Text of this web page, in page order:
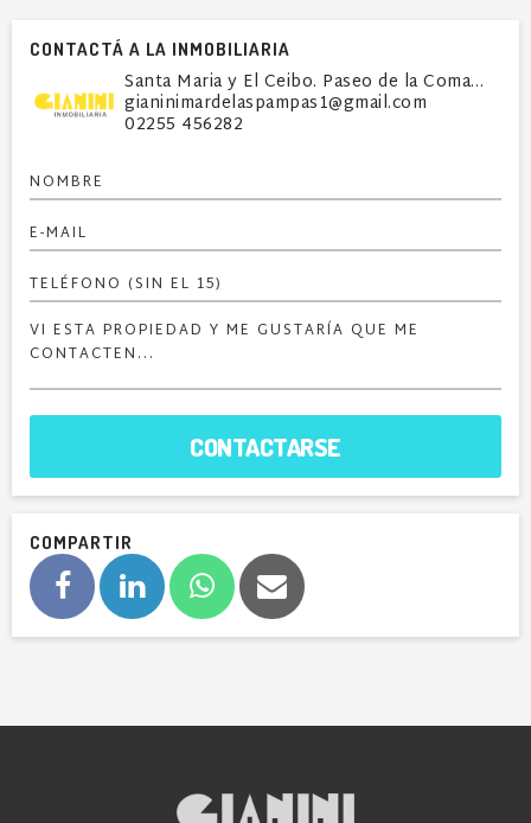
CONTACTÁ A LA INMOBILIARIA
Santa Maria y El Ceibo. Paseo de la Comarca - Loca
gianinimardelaspampas1@gmail.com
02255 456282
CONTACTARSE
COMPARTIR